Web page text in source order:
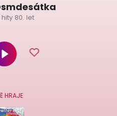
80. let
HRAJE